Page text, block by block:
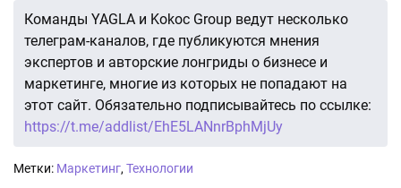
Команды YAGLA и Kokoc Group ведут несколько
телеграм-каналов, где публикуются мнения
экспертов и авторские лонгриды о бизнесе и
маркетинге, многие из которых не попадают на
этот сайт. Обязательно подписывайтесь по ссылке:
https://t.me/addlist/EhE5LANnrBphMjUy
Метки: Маркетинг, Технологии